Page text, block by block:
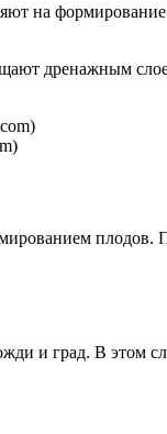
на
дренажным
плодов.
и град. В этом